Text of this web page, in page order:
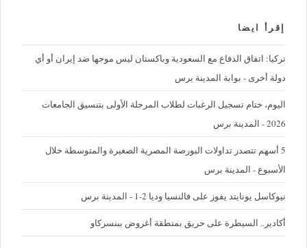
إقرأ ايضا
تركيا: اتفاق الدفاع مع السعودية وباكستان ليس موجها ضد إيران أو أي
دولة أخرى - بوابة المدينة برس
اليوم، ختام تسجيل الرغبات لطلاب المرحلة الأولى بتنسيق الجامعات
2026 - المدينة برس
5 أسهم تتصدر تداولات البورصة المصرية الصغيرة والمتوسطة خلال
الأسبوع - المدينة برس
نيوكاسل يونايتد يفوز على فالنسيا وديا 2-1 - المدينة برس
أكادير.. السيطرة على حريق بمنطقة أغروض ببنسركاو